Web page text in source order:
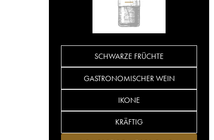
SCHWARZE FRÜCHTE
GASTRONOMISCHER WEIN
IKONE
KRÄFTIG